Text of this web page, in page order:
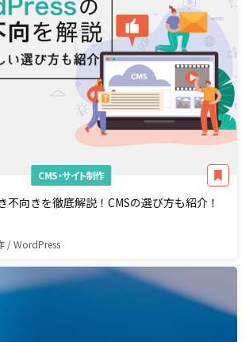
CMS・サイト制作
向きを徹底解説！CMSの選び方も紹介！
/ WordPress